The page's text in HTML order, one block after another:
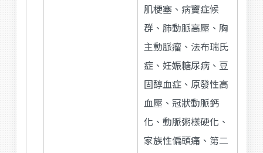
肌梗塞、病竇症候
群、肺動脈高壓、胸
主動脈瘤、法布瑞氏
症、妊娠糖尿病、豆
固醇血症、原發性高
血壓、冠狀動脈鈣
化、動脈粥樣硬化、
家族性偏頭痛、第二